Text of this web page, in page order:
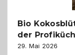
Bio
der
29. Mai 2026